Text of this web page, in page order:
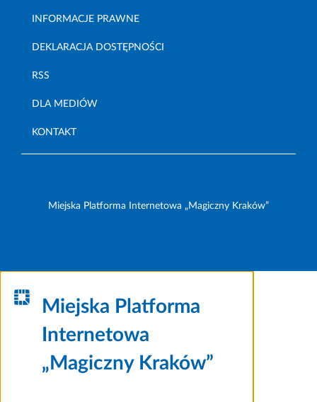
INFORMACJE PRAWNE
DEKLARACJA DOSTĘPNOŚCI
RSS
DLA MEDIÓW
KONTAKT
Miejska Platforma Internetowa „Magiczny Kraków”
Miejska Platforma
Internetowa
„Magiczny Kraków”